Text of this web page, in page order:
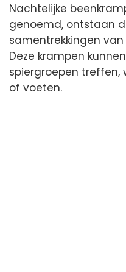
Nachtelijke
genoemd, ontstaan
samentrekkingen
Deze krampen
spiergroepen treffen,
of voeten.